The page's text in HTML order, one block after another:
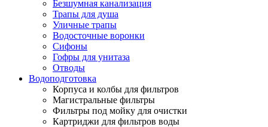
Безшумная канализация
Трапы для душа
Уличные трапы
Водосточные воронки
Сифоны
Гофры для унитаза
Отводы
Водоподготовка
Корпуса и колбы для фильтров
Магистральные фильтры
Фильтры под мойку для очистки
Картриджи для фильтров воды